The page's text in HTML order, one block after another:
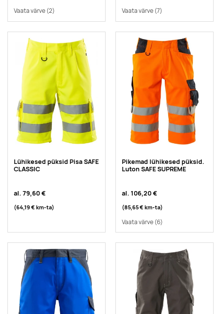
Vaata värve(2) Vaata värve(7)
Lühikesed püksid Pisa SAFE
CLASSIC
al. 79,60 €
(64,19 € km-ta)
Pikemad lühikesed püksid.
Luton SAFE SUPREME
al. 106,20 €
(85,65 € km-ta)
Vaata värve(6)